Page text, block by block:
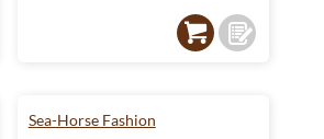
Sea-Horse Fashion